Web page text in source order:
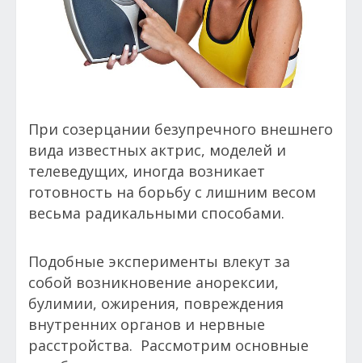
При созерцании безупречного внешнего
вида известных актрис, моделей и
телеведущих, иногда возникает
готовность на борьбу с лишним весом
весьма радикальными способами.
Подобные эксперименты влекут за
собой возникновение анорексии,
булимии, ожирения, повреждения
внутренних органов и нервные
расстройства. Рассмотрим основные